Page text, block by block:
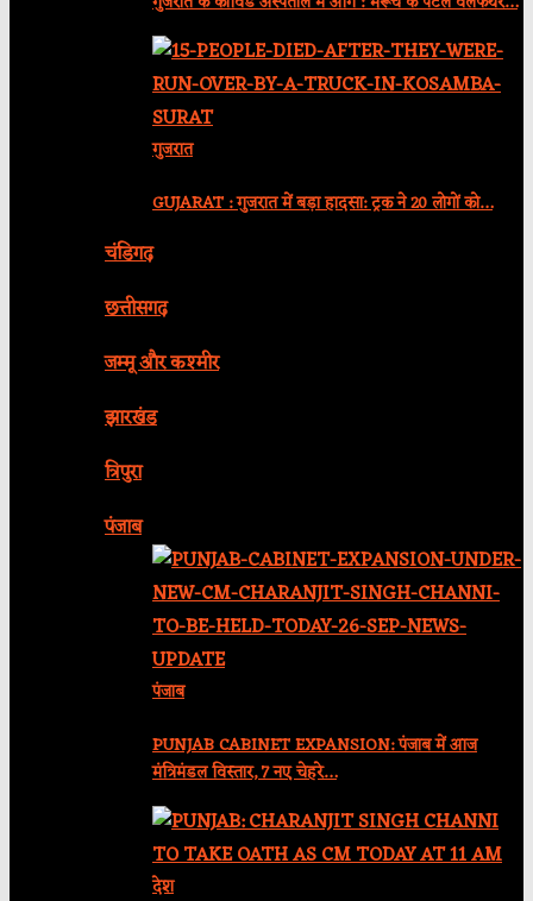
गुजरात
GUJARAT : गुजरात में बड़ा हादसा: ट्रक ने 20 लोगों को…
चंडिगढ़
छत्तीसगढ़
जम्मू और कश्मीर
झारखंड
त्रिपुरा
पंजाब
पंजाब
PUNJAB CABINET EXPANSION: पंजाब में आज
मंत्रिमंडल विस्तार, 7 नए चेहरे…
देश